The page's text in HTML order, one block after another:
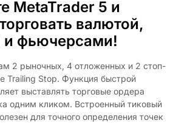
MetaTrader 5 и
валютой,
и фьючерсами!
2 рыночных, 4 отложенных и 2 стоп-
Trailing Stop. Функция быстрой
выставлять торговые ордера
одним кликом. Встроенный тиковый
для точного определения точек